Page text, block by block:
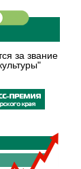
за звание